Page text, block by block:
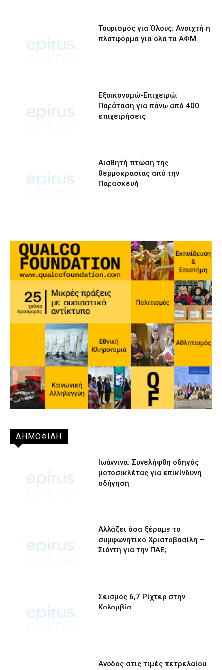
Τουρισμός για Όλους: Ανοιχτή η
πλατφόρμα για όλα τα ΑΦΜ
Εξοικονομώ-Επιχειρώ:
Παράταση για πάνω από 400
επιχειρήσεις
Αισθητή πτώση της
θερμοκρασίας από την
Παρασκευή
ΔΗΜΟΦΙΛΗ
Ιωάννινα: Συνελήφθη οδηγός
μοτοσικλέτας για επικίνδυνη
οδήγηση
Αλλάζει όσα ξέραμε το
συμφωνητικό Χριστοβασίλη –
Σιόντη για την ΠΑΕ;
Σεισμός 6,7 Ρίχτερ στην
Κολομβία
Άνοδος στις τιμές πετρελαίου